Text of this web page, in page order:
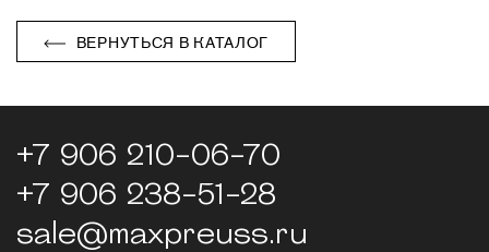
ВЕРНУТЬСЯ В КАТАЛОГ
+7 906 210-06-70
+7 906 238-51-28
sale@maxpreuss.ru